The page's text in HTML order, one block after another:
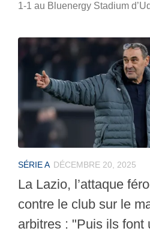
1-1 au Bluenergy Stadium
SÉRIE A DÉCEMBRE 20, 2025
La Lazio, l’attaque
contre le club sur le
arbitres : "Puis ils font